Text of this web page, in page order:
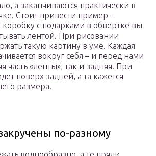
а заканчиваются практически в
Стоит привести пример –
коробку с подарками в обвертке вы
лентой. При рисовании
такую картину в уме. Каждая
вокруг себя – и перед нами
часть «ленты», так и задняя. При
поверх задней, а та кажется
размера.
по-разному